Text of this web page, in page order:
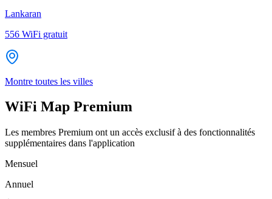
Lankaran
556 WiFi gratuit
Montre toutes les villes
WiFi Map Premium
Les membres Premium ont un accès exclusif à des fonctionnalités
supplémentaires dans l'application
Mensuel
Annuel